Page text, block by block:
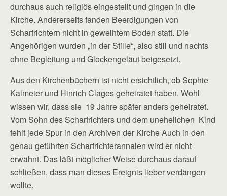
durchaus auch religiös eingestellt und gingen in die
Kirche. Andererseits fanden Beerdigungen von
Scharfrichtern nicht in geweihtem Boden statt. Die
Angehörigen wurden „in der Stille“, also still und nachts
ohne Begleitung und Glockengeläut beigesetzt.
Aus den Kirchenbüchern ist nicht ersichtlich, ob Sophie
Kalmeier und Hinrich Clages geheiratet haben. Wohl
wissen wir, dass sie 19 Jahre später anders geheiratet.
Vom Sohn des Scharfrichters und dem unehelichen Kind
fehlt jede Spur in den Archiven der Kirche Auch in den
genau geführten Scharfrichterannalen wird er nicht
erwähnt. Das läßt möglicher Weise durchaus darauf
schließen, dass man dieses Ereignis lieber verdängen
wollte.